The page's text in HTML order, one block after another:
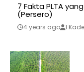
7 Fakta PLTA
(Persero)
4 years ago I